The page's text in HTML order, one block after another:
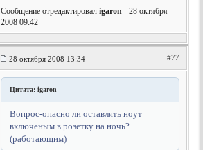
Сообщение отредактировалigaron - 28 октября
2008 09:42
28 октября 2008 13:34 #77
Цитата: igaron
Вопрос-опасно ли оставлять ноут
включеным в розетку на ночь?
(работающим)